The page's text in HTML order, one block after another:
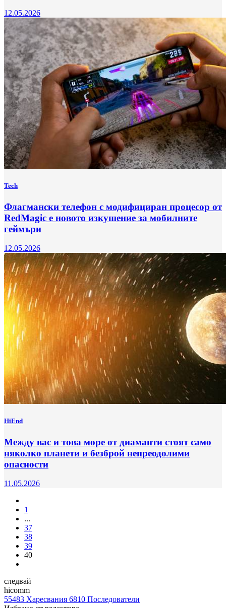
12.05.2026
Tech
Флагмански телефон с модифициран процесор от
RedMagic е новото изкушение за мобилните
геймъри
12.05.2026
HiEnd
Между вас и това море от диаманти стоят само
няколко планети и безброй непреодолими
опасности
11.05.2026
1
...
37
38
39
40
следвай
hicomm
55483 Харесвания 6810 Последователи